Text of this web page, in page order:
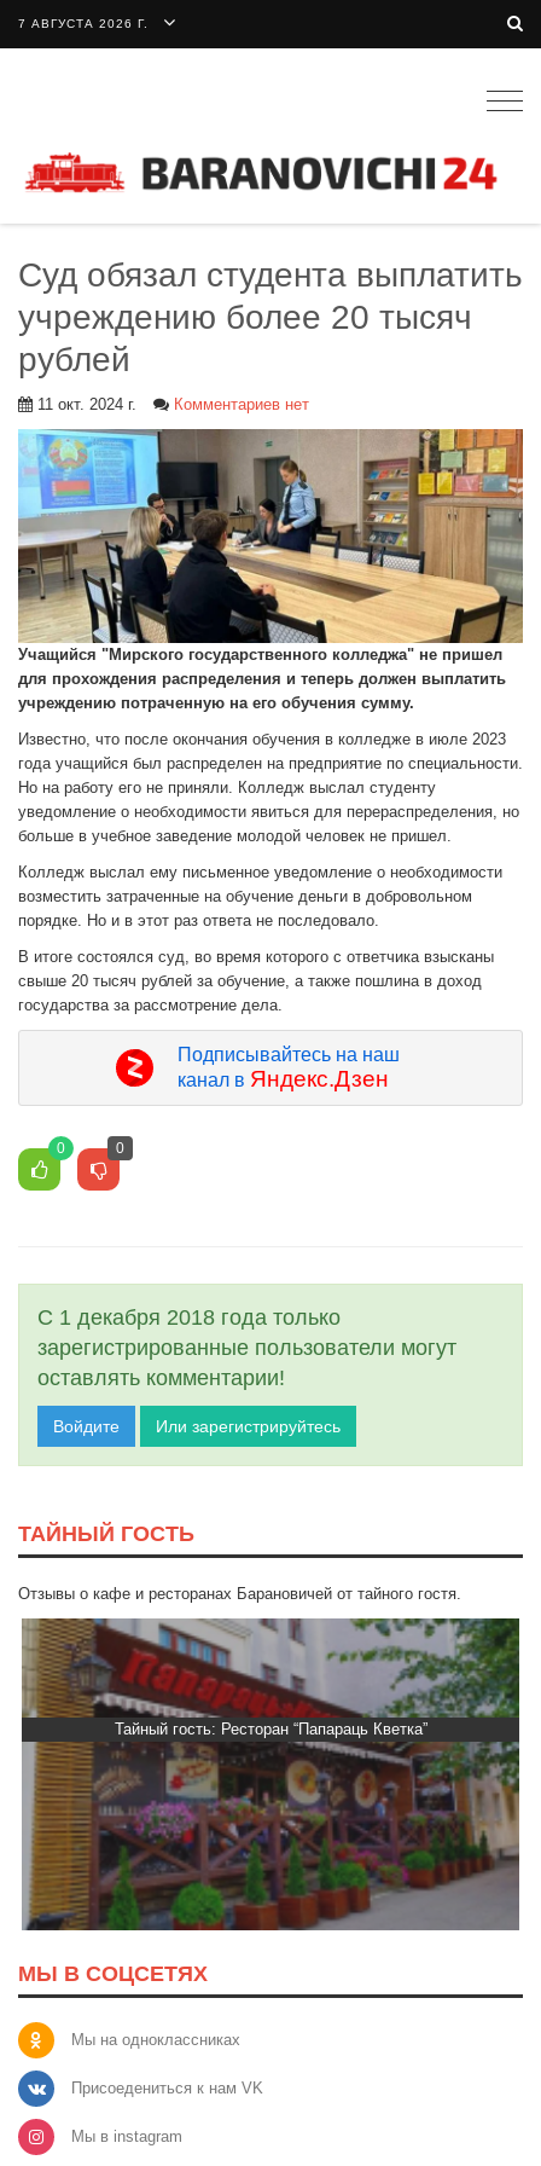
7 АВГУСТА 2026 Г.
Суд обязал студента выплатить
учреждению более 20 тысяч
рублей
11 окт. 2024 г. Комментариев нет
Учащийся "Мирского государственного колледжа" не пришел
для прохождения распределения и теперь должен выплатить
учреждению потраченную на его обучения сумму.
Известно, что после окончания обучения в колледже в июле 2023
года учащийся был распределен на предприятие по специальности.
Но на работу его не приняли. Колледж выслал студенту
уведомление о необходимости явиться для перераспределения, но
больше в учебное заведение молодой человек не пришел.
Колледж выслал ему письменное уведомление о необходимости
возместить затраченные на обучение деньги в добровольном
порядке. Но и в этот раз ответа не последовало.
В итоге состоялся суд, во время которого с ответчика взысканы
свыше 20 тысяч рублей за обучение, а также пошлина в доход
государства за рассмотрение дела.
Подписывайтесь на наш
канал в Яндекс.Дзен
0 0
С 1 декабря 2018 года только
зарегистрированные пользователи могут
оставлять комментарии!
Войдите Или зарегистрируйтесь
ТАЙНЫЙ ГОСТЬ
Отзывы о кафе и ресторанах Барановичей от тайного гостя.
Тайный гость: Ресторан “Папараць Кветка”
МЫ В СОЦСЕТЯХ
Мы на одноклассниках
Присоедениться к нам VK
Мы в instagram